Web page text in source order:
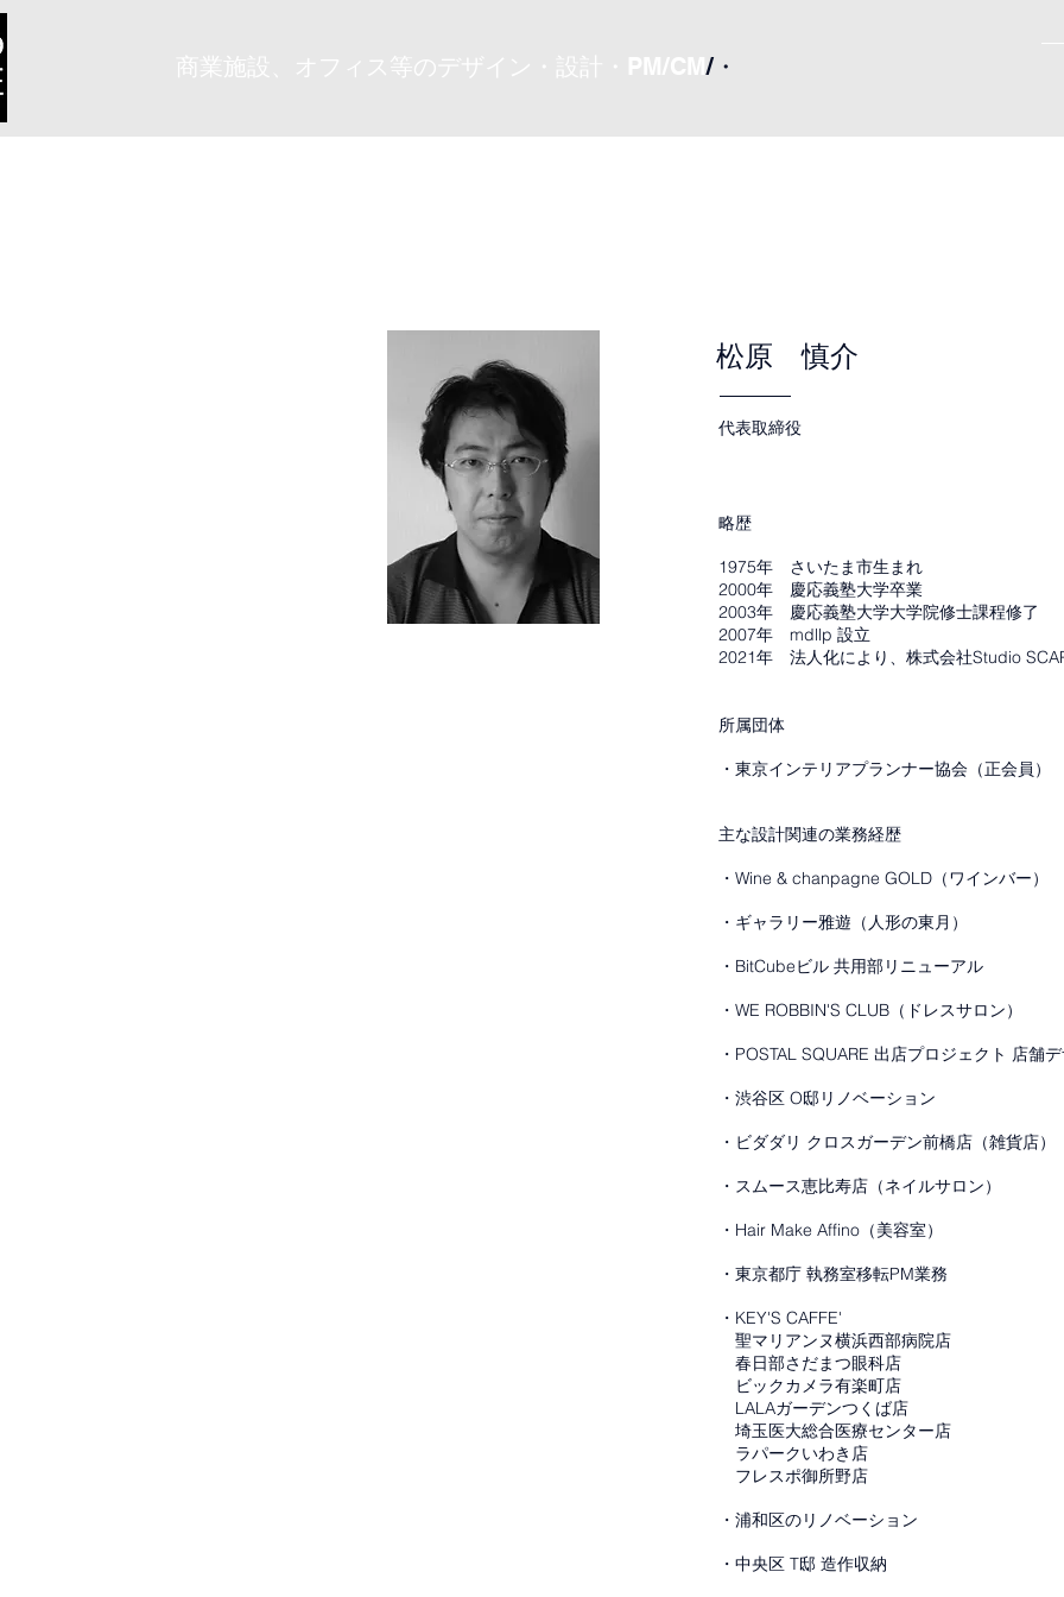
商業施設、オフィス等のデザイン・設計・PM/CM/・
松原 慎介
代表取締役
略歴
1975年 さいたま市生まれ
2000年 慶応義塾大学卒業
2003年 慶応義塾大学大学院修士課程修了
2007年 mdllp 設立
2021年 法人化により、株式会社Studio
所属団体
・東京インテリアプランナー協会（正会員）
主な設計関連の業務経歴
・Wine & chanpagne GOLD（ワインバー）
・ギャラリー雅遊（人形の東月）
・BitCubeビル 共用部リニューアル
・WE ROBBIN'S CLUB（ドレスサロン）
・POSTAL SQUARE 出店プロジェクト 店舗
・渋谷区 O邸リノベーション
・ビダダリ クロスガーデン前橋店（雑貨店）
・スムース恵比寿店（ネイルサロン）
・Hair Make Affino（美容室）
・東京都庁 執務室移転PM業務
・KEY'S CAFFE'
聖マリアンヌ横浜西部病院店
春日部さだまつ眼科店
ビックカメラ有楽町店
LALAガーデンつくば店
埼玉医大総合医療センター店
ラパークいわき店
フレスポ御所野店
・浦和区のリノベーション
・中央区 T邸 造作収納